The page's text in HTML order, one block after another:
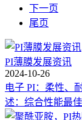
下一页
尾页
PI薄膜发展资讯
2024-10-26
电子 PI：柔性、
述：综合性能最